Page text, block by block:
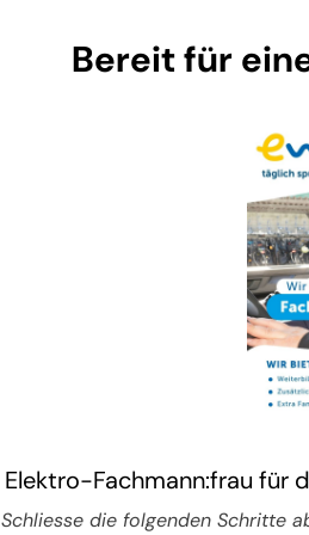
Bereit für
Elektro-Fachmann:frau für
Schliesse die folgenden Schritte